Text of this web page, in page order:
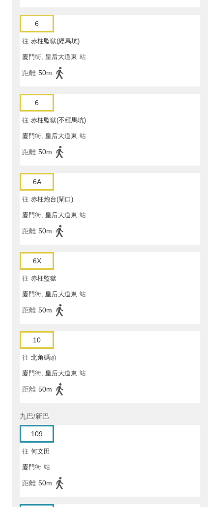
6
往 赤柱監獄(經馬坑)
廈門街, 皇后大道東 站
距離 50m
6
往 赤柱監獄(不經馬坑)
廈門街, 皇后大道東 站
距離 50m
6A
往 赤柱炮台(閘口)
廈門街, 皇后大道東 站
距離 50m
6X
往 赤柱監獄
廈門街, 皇后大道東 站
距離 50m
10
往 北角碼頭
廈門街, 皇后大道東 站
距離 50m
九巴/新巴
109
往 何文田
廈門街 站
距離 50m